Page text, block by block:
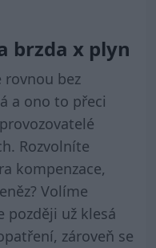
brzda x plyn
bez
a ono to přeci
Rozvolníte
kompenzace,
Volíme
později už klesá
zároveň se